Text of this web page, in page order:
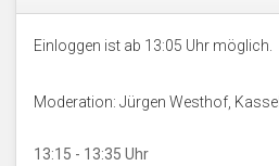
Einloggen ist ab 13:05 Uhr möglich.
Moderation: Jürgen Westhof, Kassel
13:15 - 13:35 Uhr